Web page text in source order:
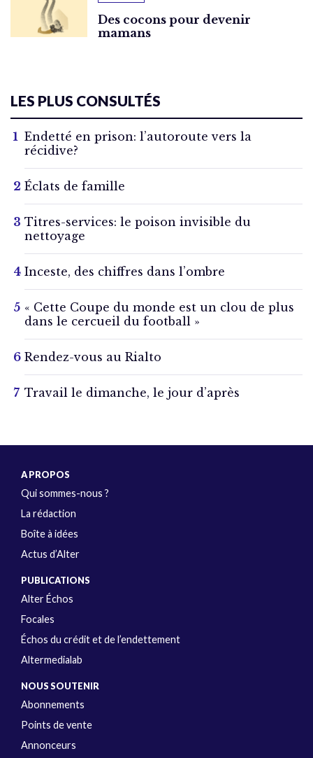
Des cocons pour devenir
mamans
LES PLUS CONSULTÉS
Endetté en prison: l’autoroute vers la
récidive?
Éclats de famille
Titres-services: le poison invisible du
nettoyage
Inceste, des chiffres dans l’ombre
« Cette Coupe du monde est un clou de plus
dans le cercueil du football »
Rendez-vous au Rialto
Travail le dimanche, le jour d’après
A PROPOS
Qui sommes-nous ?
La rédaction
Boîte à idées
Actus d’Alter
PUBLICATIONS
Alter Échos
Focales
Échos du crédit et de l’endettement
Altermedialab
NOUS SOUTENIR
Abonnements
Points de vente
Annonceurs